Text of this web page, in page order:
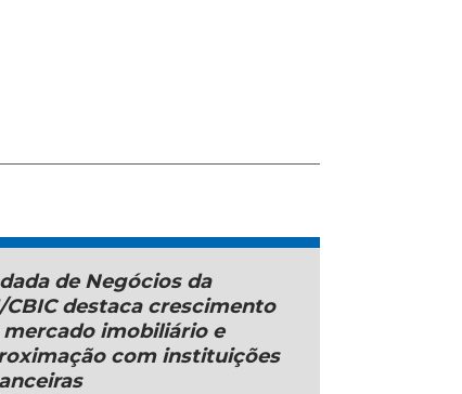
de Negócios da
CBIC destaca crescimento
mercado imobiliário e
com instituições